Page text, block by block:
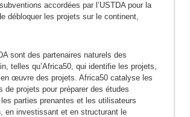
accordées par l’USTDA pour la
débloquer les projets sur le continent,
sont des partenaires naturels des
telles qu’Africa50, qui identifie les projets,
œuvre des projets. Africa50 catalyse les
projets pour préparer des études
parties prenantes et les utilisateurs
en investissant et en structurant le